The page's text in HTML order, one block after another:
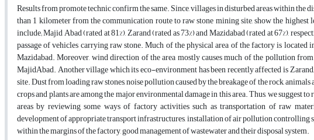
Results from promote technic confirm the same. Since, villages in disturbed areas within the
than 1 kilometer from the communication route to raw stone mining site, show the
include; Majid Abad (rated at 81%), Zarand (rated as 73%) and Mazidabad (rated at 67%),
passage of vehicles carrying raw stone. Much of the physical area of the factory is
Mazidabad. Moreover, wind direction of the area mostly causes much of the pollution
MajidAbad. Another village which its eco-environment has been recently affected is
site. Dust from loading raw stones, noise pollution caused by the breakage of the rock,
crops and plants are among the major environmental damage in this area. Thus, we
areas by reviewing some ways of factory activities such as transportation of raw
development of appropriate transport infrastructures, installation of air pollution controlling
within the margins of the factory, good management of wastewater and their disposal system.